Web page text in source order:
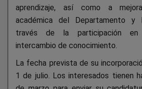
aprendizaje, así como a
académica del Departamento y
través de la participación en
intercambio de conocimiento.
La fecha prevista de su
1 de julio. Los interesados tienen